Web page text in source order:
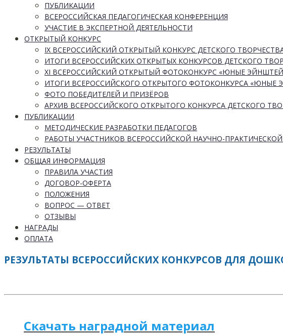
ПУБЛИКАЦИИ
ВСЕРОССИЙСКАЯ ПЕДАГОГИЧЕСКАЯ КОНФЕРЕНЦИЯ
УЧАСТИЕ В ЭКСПЕРТНОЙ ДЕЯТЕЛЬНОСТИ
ОТКРЫТЫЙ КОНКУРС
IX ВСЕРОССИЙСКИЙ ОТКРЫТЫЙ КОНКУРС ДЕТСКОГО
ИТОГИ ВСЕРОССИЙСКИХ ОТКРЫТЫХ КОНКУРСОВ ДЕТСКОГО
XI ВСЕРОССИЙСКИЙ ОТКРЫТЫЙ ФОТОКОНКУРС «ЮНЫЕ
ИТОГИ ВСЕРОССИЙСКОГО ОТКРЫТОГО ФОТОКОНКУРСА «ЮНЫЕ
ФОТО ПОБЕДИТЕЛЕЙ И ПРИЗЁРОВ
АРХИВ ВСЕРОССИЙСКОГО ОТКРЫТОГО КОНКУРСА ДЕТСКОГО
ПУБЛИКАЦИИ
МЕТОДИЧЕСКИЕ РАЗРАБОТКИ ПЕДАГОГОВ
РАБОТЫ УЧАСТНИКОВ ВСЕРОССИЙСКОЙ НАУЧНО-
РЕЗУЛЬТАТЫ
ОБЩАЯ ИНФОРМАЦИЯ
ПРАВИЛА УЧАСТИЯ
ДОГОВОР-ОФЕРТА
ПОЛОЖЕНИЯ
ВОПРОС — ОТВЕТ
ОТЗЫВЫ
НАГРАДЫ
ОПЛАТА
РЕЗУЛЬТАТЫ ВСЕРОССИЙСКИХ КОНКУРСОВ ДЛЯ
Скачать наградной материал